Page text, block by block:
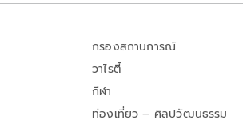
กรองสถานการณ์
วาไรตี้
กีฬา
ท่องเที่ยว – ศิลปวัฒนธรรม